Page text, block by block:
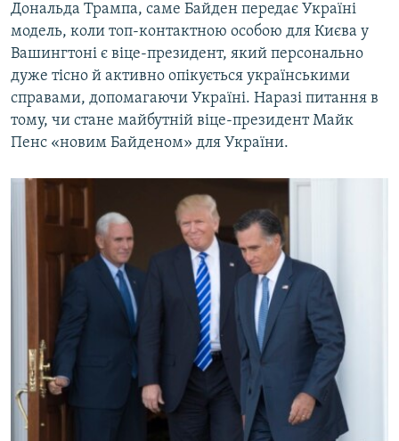
Дональда Трампа, саме Байден передає Україні
модель, коли топ-контактною особою для Києва у
Вашингтоні є віце-президент, який персонально
дуже тісно й активно опікується українськими
справами, допомагаючи Україні. Наразі питання в
тому, чи стане майбутній віце-президент Майк
Пенс «новим Байденом» для України.